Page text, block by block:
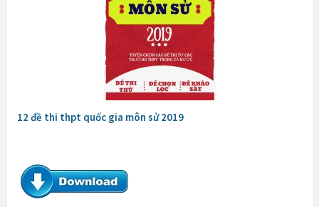
12 đề thi thpt quốc gia môn sử 2019